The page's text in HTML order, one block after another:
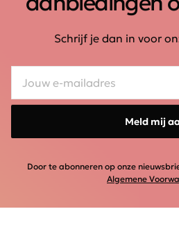
Schrijf je dan in voor
Meld mij
Door te abonneren op onze
Algemene